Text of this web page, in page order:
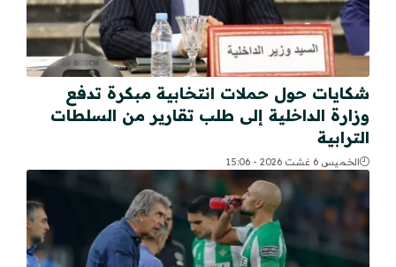
شكايات حول حملات انتخابية مبكرة تدفع
وزارة الداخلية إلى طلب تقارير من السلطات
الترابية
الخميس 6 غشت 2026 - 15:06